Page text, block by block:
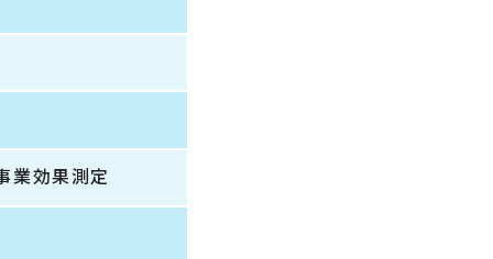
業効果測定